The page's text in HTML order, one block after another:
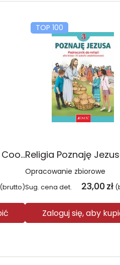
Plecak młodzieżowy Coolpack Jerry Daisy Black
(brutto)
TOP 100
Opracowanie zbiorowe
Sug. cena det. 23,00 zł
Zaloguj się, aby